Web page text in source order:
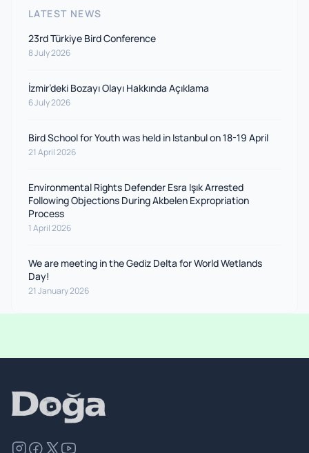
LATEST NEWS
23rd Türkiye Bird Conference
8 July 2026
İzmir’deki Bozayı Olayı Hakkında Açıklama
6 July 2026
Bird School for Youth was held in Istanbul on 18-19 April
21 April 2026
Environmental Rights Defender Esra Işık Arrested
Following Objections During Akbelen Expropriation
Process
1 April 2026
We are meeting in the Gediz Delta for World Wetlands
Day!
21 January 2026